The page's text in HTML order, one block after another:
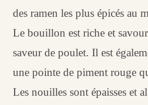
des ramen les plus épicés au
Le bouillon est riche et
saveur de poulet. Il est
une pointe de piment rouge
Les nouilles sont épaisses et